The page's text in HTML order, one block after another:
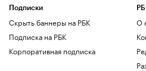
Подписки
Скрыть баннеры на РБК
Подписка на РБК
Корпоративная подписка
О